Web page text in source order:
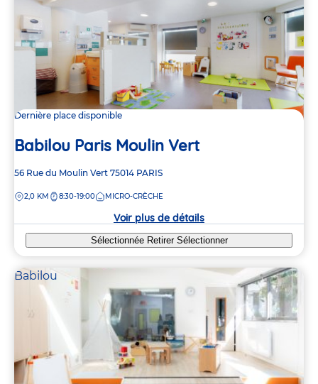
Dernière place disponible
Babilou Paris Moulin Vert
Adresse
la
56 Rue du Moulin Vert 75014 PARIS
DISTANCE
2,0 KM 8:30-19:00 MICRO-CRÈCHE
Voir plus de détails
Sélectionnée Retirer Sélectionner
Babilou